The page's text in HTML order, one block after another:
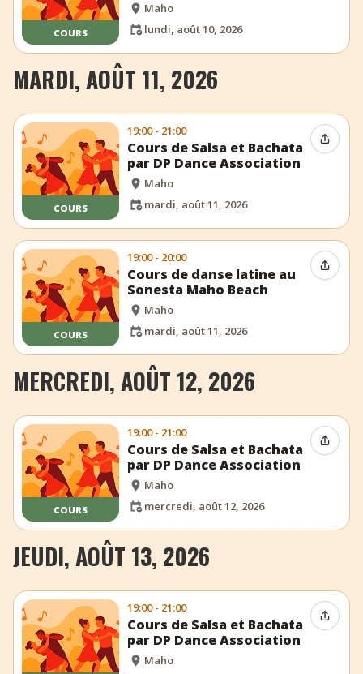
COURS
Maho
lundi, août 10, 2026
MARDI, AOÛT 11, 2026
COURS
19:00 - 21:00
Cours de Salsa et Bachata
par DP Dance Association
Maho
mardi, août 11, 2026
COURS
19:00 - 20:00
Cours de danse latine au
Sonesta Maho Beach
Maho
mardi, août 11, 2026
MERCREDI, AOÛT 12, 2026
COURS
19:00 - 21:00
Cours de Salsa et Bachata
par DP Dance Association
Maho
mercredi, août 12, 2026
JEUDI, AOÛT 13, 2026
19:00 - 21:00
Cours de Salsa et Bachata
par DP Dance Association
Maho